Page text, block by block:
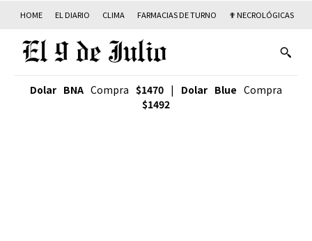
HOME EL DIARIO CLIMA FARMACIAS DE TURNO ✟ NECROLÓGICAS
Dolar BNA Compra $1470 | Dolar Blue Compra
$1492